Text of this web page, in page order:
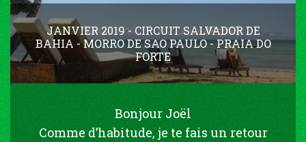
JANVIER 2019 - CIRCUIT SALVADOR DE
BAHIA - MORRO DE SAO PAULO - PRAIA DO
FORTE
Bonjour Joël
Comme d’habitude, je te fais un retour